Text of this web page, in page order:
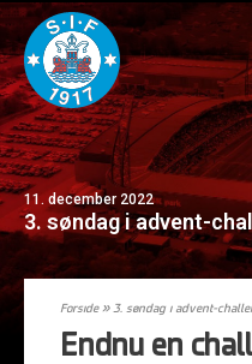
11. december 2022
3. søndag i advent-
Forside»3. søndag i advent-
Endnu en